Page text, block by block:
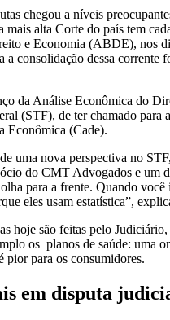
chegou a níveis
mais alta Corte do país tem
e Economia (ABDE), nos
consolidação dessa corrente
da Análise Econômica do
(STF), de ter chamado
Econômica (Cade).
uma nova perspectiva no
do CMT Advogados e um
para a frente. Quando
eles usam estatística”,
hoje são feitas pelo
os planos de saúde: uma
pior para os consumidores.
em disputa